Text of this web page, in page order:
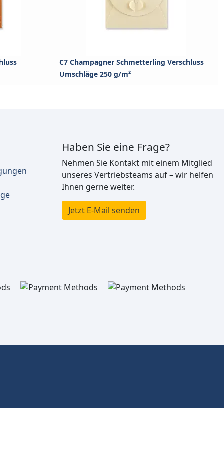
C7 Champagner Schmetterling Verschluss
Umschläge 250 g/m²
Haben Sie eine Frage?
Nehmen Sie Kontakt mit einem Mitglied
unseres Vertriebsteams auf – wir helfen
Ihnen gerne weiter.
Jetzt E-Mail senden